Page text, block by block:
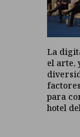
La
el arte,
para
hotel